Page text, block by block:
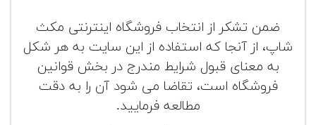
اقساطی
ضمن تشکر از انتخاب فروشگاه اینترنتی مکث
شاپ، از آنجا که استفاده از این سایت به هر شکل
به معنای قبول شرایط مندرج در بخش قوانین
فروشگاه است، تقاضا می شود آن را به دقت
مطالعه فرمایید.